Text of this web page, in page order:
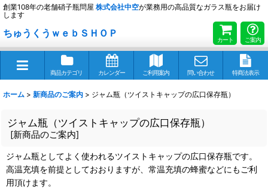
創業108年の老舗硝子瓶問屋 株式会社中空が業務用の高品質なガラス瓶をお届け
します
ちゅうくうｗｅｂＳＨＯＰ
カート ご案内
商品カテゴリ カレンダー ご利用案内 問い合わせ 特商法表示
ホーム > 新商品のご案内 > ジャム瓶（ツイストキャップの広口保存瓶）
ジャム瓶（ツイストキャップの広口保存瓶）
[新商品のご案内]
ジャム瓶としてよく使われるツイストキャップの広口保存瓶です。
高温充填を前提としておおりますが、常温充填の蜂蜜などにもご利
用頂けます。